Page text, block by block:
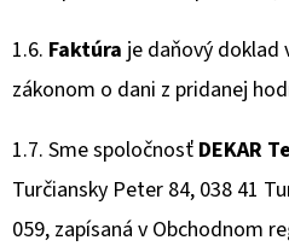
1.6. Faktúra je daňový doklad
zákonom o dani z pridanej
1.7. Sme spoločnosť DEKAR
Turčiansky Peter 84, 038 41
059, zapísaná v Obchodnom